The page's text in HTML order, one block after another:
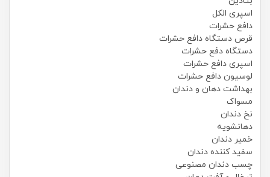
اسپری الکل
دافع حشرات
قرص دستگاه دافع حشرات
دستگاه دفع حشرات
اسپری دافع حشرات
لوسیون دافع حشرات
بهداشت دهان و دندان
مسواک
نخ دندان
دهانشویه
خمیر دندان
سفید کننده دندان
چسب دندان مصنوعی